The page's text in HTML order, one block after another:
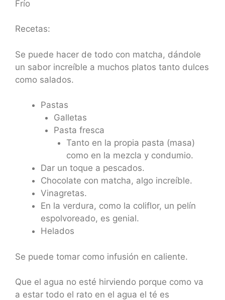
Frío
Recetas:
Se puede hacer de todo con matcha, dándole
un sabor increíble a muchos platos tanto dulces
como salados.
Pastas
Galletas
Pasta fresca
Tanto en la propia pasta (masa)
como en la mezcla y condumio.
Dar un toque a pescados.
Chocolate con matcha, algo increíble.
Vinagretas.
En la verdura, como la coliflor, un pelín
espolvoreado, es genial.
Helados
Se puede tomar como infusión en caliente.
Que el agua no esté hirviendo porque como va
a estar todo el rato en el agua el té es